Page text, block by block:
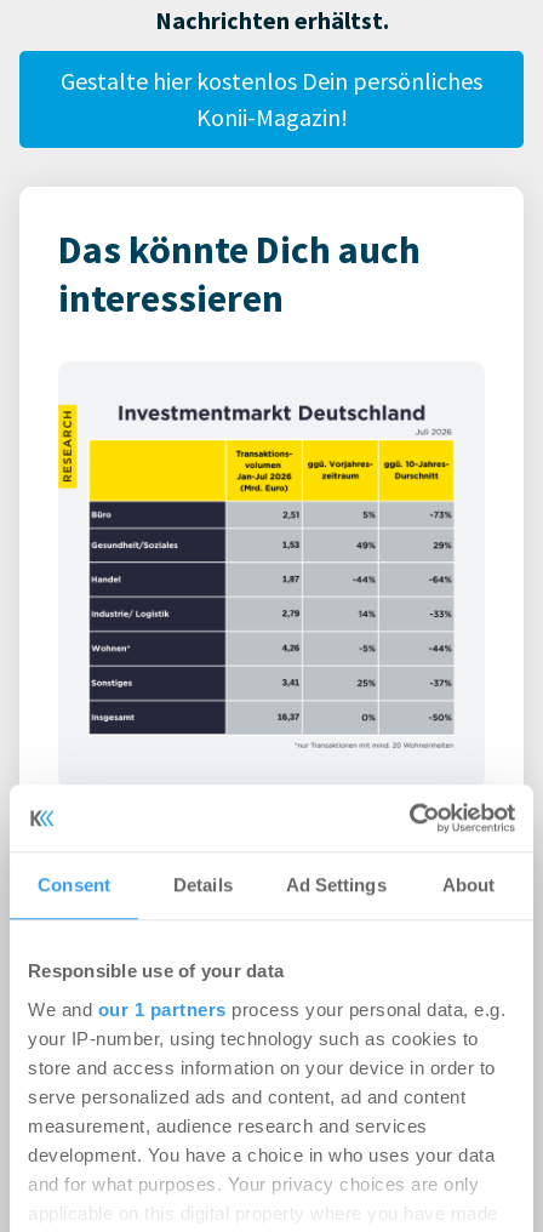
Consent Details Ad Settings About
Responsible use of your data
We and our 1 partners process your personal data, e.g.
your IP-number, using technology such as cookies to
store and access information on your device in order to
serve personalized ads and content, ad and content
measurement, audience research and services
development. You have a choice in who uses your data
and for what purposes. Your privacy choices are only
applicable on this digital property where you have made
Nachrichten erhältst.
Gestalte hier kostenlos Dein persönliches
Konii-Magazin!
Das könnte Dich auch
interessieren
registriert, erstellen Sie sich jetzt Ihren
kostenlosen Account, um auf die neusten ...